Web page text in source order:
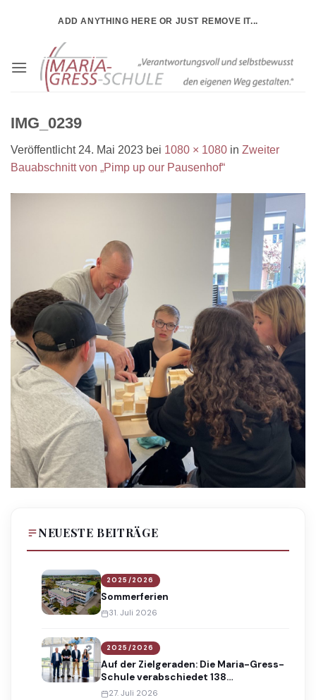
ADD ANYTHING HERE OR JUST REMOVE IT...
IMG_0239
Veröffentlicht 24. Mai 2023 bei 1080 × 1080 in Zweiter
Bauabschnitt von „Pimp up our Pausenhof“
NEUESTE BEITRÄGE
2025/2026
Sommerferien
31. Juli 2026
2025/2026
Auf der Zielgeraden: Die Maria-Gress-
Schule verabschiedet 138
Absolventinnen und Absolventen
27. Juli 2026